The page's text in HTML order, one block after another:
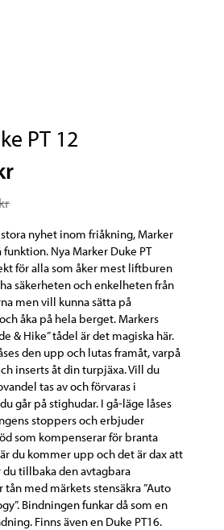
PT 12
stora nyhet inom friåkning, Marker
funktion. Nya Marker Duke PT
för alla som åker mest liftburen
säkerheten och enkelheten från
men vill kunna sätta på
åka på hela berget. Markers
& Hike” tådel är det magiska här.
den upp och lutas framåt, varpå
inserts åt din turpjäxa. Vill du
tas av och förvaras i
går på stighudar. I gå-läge låses
stoppers och erbjuder
som kompenserar för branta
du kommer upp och det är dax att
du tillbaka den avtagbara
med märkets stensäkra ”Auto
Bindningen funkar då som en
Finns även en Duke PT16.